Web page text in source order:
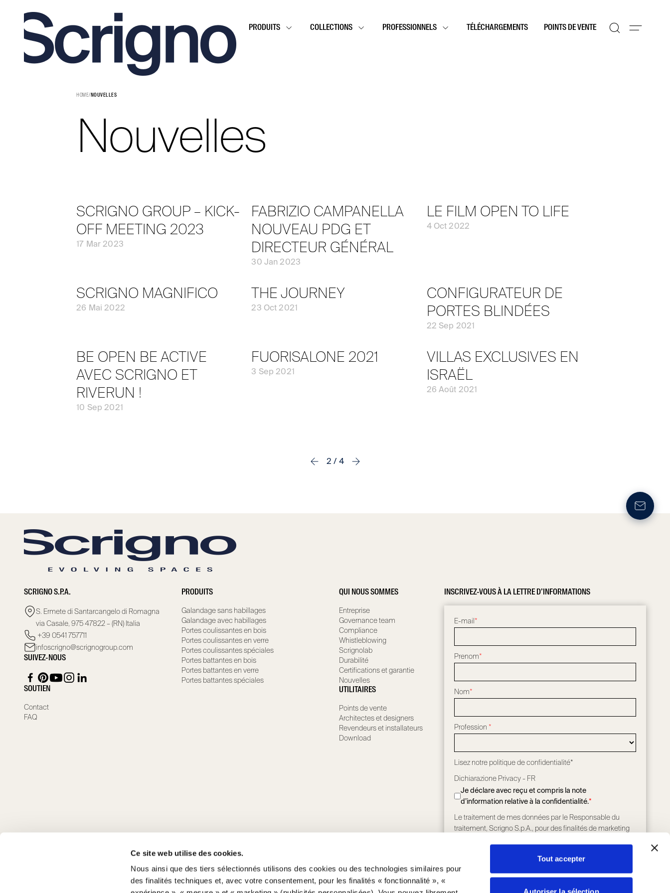
Ce site web utilise des cookies.
Nous ainsi que des tiers sélectionnés utilisons des cookies ou des technologies similaires pour
des finalités techniques et, avec votre consentement, pour les finalités « fonctionnalité », «
Tout accepter
Autoriser la sélection
PRODUITS COLLECTIONS PROFESSIONNELS TÉLÉCHARGEMENTS POINTS DE VENTE
HOME/ NOUVELLES
Nouvelles
SCRIGNO GROUP – KICK-
OFF MEETING 2023
17 Mar 2023
FABRIZIO CAMPANELLA
NOUVEAU PDG ET
DIRECTEUR GÉNÉRAL
30 Jan 2023
LE FILM OPEN TO LIFE
4 Oct 2022
SCRIGNO MAGNIFICO
26 Mai 2022
THE JOURNEY
23 Oct 2021
CONFIGURATEUR DE
PORTES BLINDÉES
22 Sep 2021
BE OPEN BE ACTIVE
AVEC SCRIGNO ET
RIVERUN !
10 Sep 2021
FUORISALONE 2021
3 Sep 2021
VILLAS EXCLUSIVES EN
ISRAËL
26 Août 2021
2 / 4
SCRIGNO S.P.A.
S. Ermete di Santarcangelo di Romagna
via Casale, 975 47822 – (RN) Italia
+39 0541 757711
infoscrigno@scrignogroup.com
SUIVEZ-NOUS
SOUTIEN
Contact
FAQ
PRODUITS
Galandage sans habillages
Galandage avec habillages
Portes coulissantes en bois
Portes coulissantes en verre
Portes coulissantes spéciales
Portes battantes en bois
Portes battantes en verre
Portes battantes spéciales
QUI NOUS SOMMES
Entreprise
Governance team
Compliance
Whistleblowing
Scrignolab
Durabilité
Certifications et garantie
Nouvelles
UTILITAIRES
Points de vente
Architectes et designers
Revendeurs et installateurs
Download
INSCRIVEZ-VOUS À LA LETTRE D’INFORMATIONS
E-mail*
Prenom*
Nom*
Profession *
Lisez notre politique de confidentialité*
Dichiarazione Privacy - FR
Je déclare avec reçu et compris la note
d’information relative à la confidentialité.*
Le traitement de mes données par le Responsable du
traitement, Scrigno S.p.A., pour des finalités de marketing
J'ACCEPTE PAS
Le traitement de mes données par le Responsable du
traitement, Scrigno S.p.A., pour des finalités de marketing